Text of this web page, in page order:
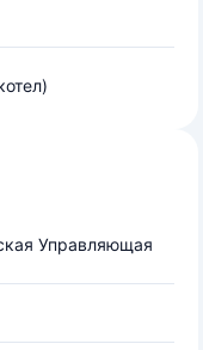
Управляющая